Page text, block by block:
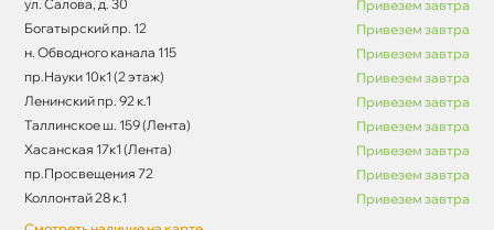
ул. Салова, д. 30
Привезем завтра
Богатырский пр. 12
Привезем завтра
н. Обводного канала 115
Привезем завтра
пр.Науки 10к1 (2 этаж)
Привезем завтра
Ленинский пр. 92 к.1
Привезем завтра
Таллинское ш. 159 (Лента)
Привезем завтра
Хасанская 17к1 (Лента)
Привезем завтра
пр.Просвещения 72
Привезем завтра
Коллонтай 28 к.1
Привезем завтра